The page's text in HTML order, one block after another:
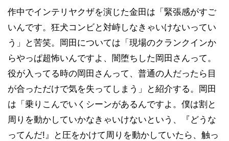
作中でインテリヤクザを演じた金田は「緊張感がすご
いんです。狂犬コンビと対峙しなきゃいけないってい
う」と苦笑。岡田については「現場のクランクインか
らやっぱ超怖いんですよ、闇堕ちした岡田さんって。
役が入ってる時の岡田さんって、普通の人だったら目
が合っただけで気を失ってしまう」と紹介する。岡田
は「乗りこんでいくシーンがあるんですよ。僕は割と
周りを動かしていかなきゃいけないという、『どうな
ってんだ!』と圧をかけて周りを動かしていたら、触っ